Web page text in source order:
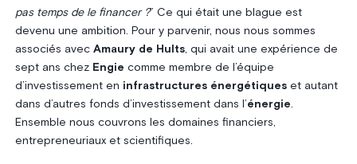
pas temps de le financer ?” Ce qui était une blague est
devenu une ambition. Pour y parvenir, nous nous sommes
associés avec Amaury de Hults, qui avait une expérience de
sept ans chez Engie comme membre de l’équipe
d’investissement en infrastructures énergétiqueset autant
dans d’autres fonds d’investissement dans l’énergie.
Ensemble nous couvrons les domaines financiers,
entrepreneuriaux et scientifiques.